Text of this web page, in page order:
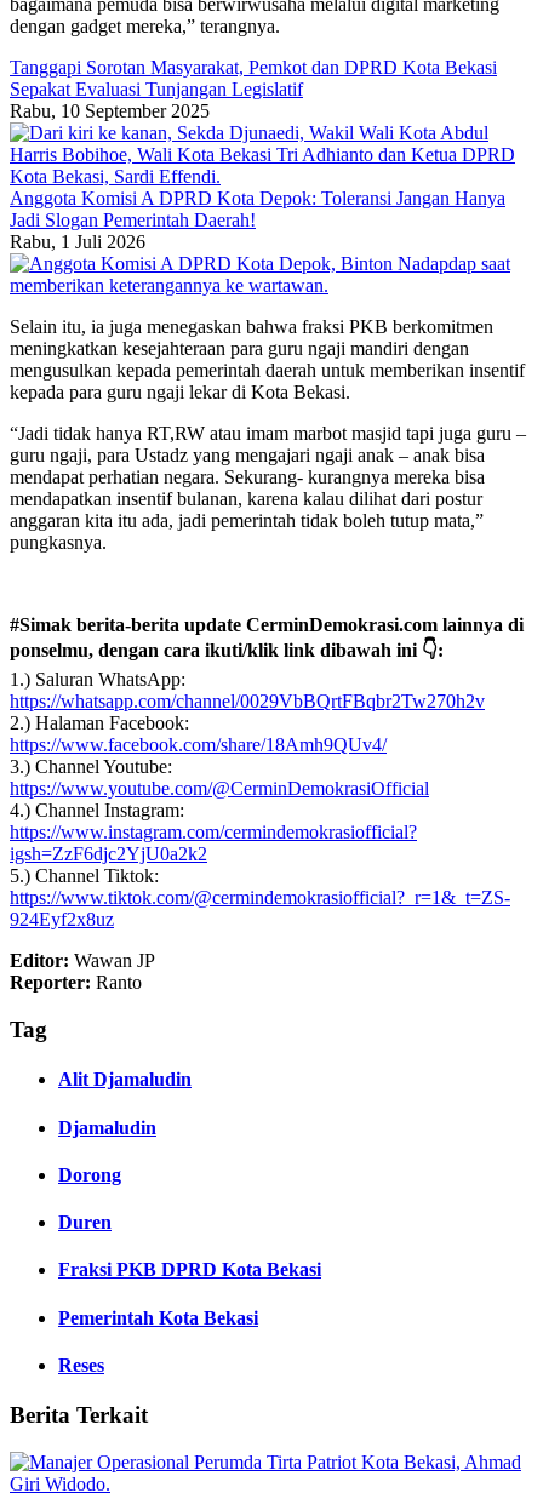
bagaimana pemuda bisa berwirwusaha melalui digital marketing
dengan gadget mereka,” terangnya.
Tanggapi Sorotan Masyarakat, Pemkot dan DPRD Kota Bekasi
Sepakat Evaluasi Tunjangan Legislatif
Rabu, 10 September 2025
Anggota Komisi A DPRD Kota Depok: Toleransi Jangan Hanya
Jadi Slogan Pemerintah Daerah!
Rabu, 1 Juli 2026
Selain itu, ia juga menegaskan bahwa fraksi PKB berkomitmen
meningkatkan kesejahteraan para guru ngaji mandiri dengan
mengusulkan kepada pemerintah daerah untuk memberikan insentif
kepada para guru ngaji lekar di Kota Bekasi.
“Jadi tidak hanya RT,RW atau imam marbot masjid tapi juga guru –
guru ngaji, para Ustadz yang mengajari ngaji anak – anak bisa
mendapat perhatian negara. Sekurang- kurangnya mereka bisa
mendapatkan insentif bulanan, karena kalau dilihat dari postur
anggaran kita itu ada, jadi pemerintah tidak boleh tutup mata,”
pungkasnya.
#Simak berita-berita update CerminDemokrasi.com lainnya di
ponselmu, dengan cara ikuti/klik link dibawah ini 👇:
1.) Saluran WhatsApp:
https://whatsapp.com/channel/0029VbBQrtFBqbr2Tw270h2v
2.) Halaman Facebook:
https://www.facebook.com/share/18Amh9QUv4/
3.) Channel Youtube:
https://www.youtube.com/@CerminDemokrasiOfficial
4.) Channel Instagram:
https://www.instagram.com/cermindemokrasiofficial?
igsh=ZzF6djc2YjU0a2k2
5.) Channel Tiktok:
https://www.tiktok.com/@cermindemokrasiofficial?_r=1&_t=ZS-
924Eyf2x8uz
Editor: Wawan JP
Reporter: Ranto
Tag
Alit Djamaludin
Djamaludin
Dorong
Duren
Fraksi PKB DPRD Kota Bekasi
Pemerintah Kota Bekasi
Reses
Berita Terkait